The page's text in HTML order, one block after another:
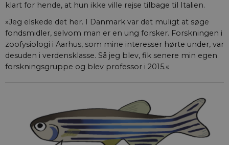
klart for hende, at hun ikke ville rejse tilbage til Italien.
»Jeg elskede det her. I Danmark var det muligt at søge
fondsmidler, selvom man er en ung forsker. Forskningen i
zoofysiologi i Aarhus, som mine interesser hørte under, var
desuden i verdensklasse. Så jeg blev, fik senere min egen
forskningsgruppe og blev professor i 2015.«